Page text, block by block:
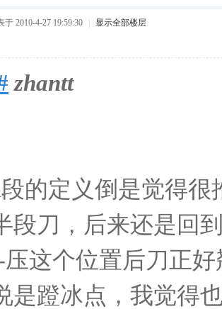
于 2010-4-27 19:59:30 显示全部楼层
zhantt
的定义倒是觉得
段刀，后来还是回
这个位置后刀正
是蹬冰点，我觉得